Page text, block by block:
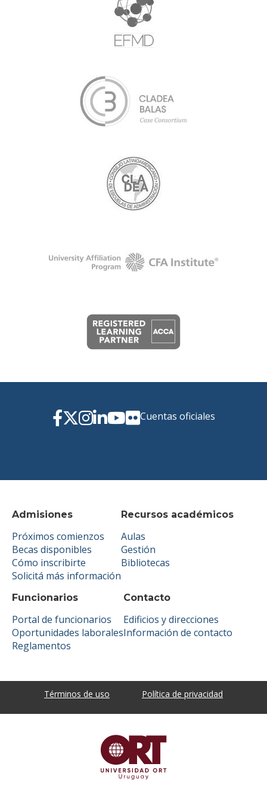
Admisiones
Próximos comienzos
Becas disponibles
Cómo inscribirte
Solicitá más información
Recursos académicos
Aulas
Gestión
Bibliotecas
Funcionarios
Portal de funcionarios
Oportunidades laborales
Reglamentos
Contacto
Edificios y direcciones
Información de contacto
Cuentas oficiales
Términos de uso Política de privacidad